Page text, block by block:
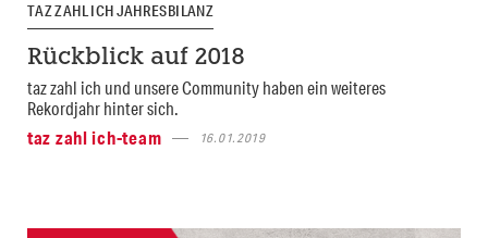
TAZ ZAHL ICH JAHRESBILANZ
Rückblick auf 2018
taz zahl ich und unsere Community haben ein weiteres
Rekordjahr hinter sich.
taz zahl ich-team
16.01.2019